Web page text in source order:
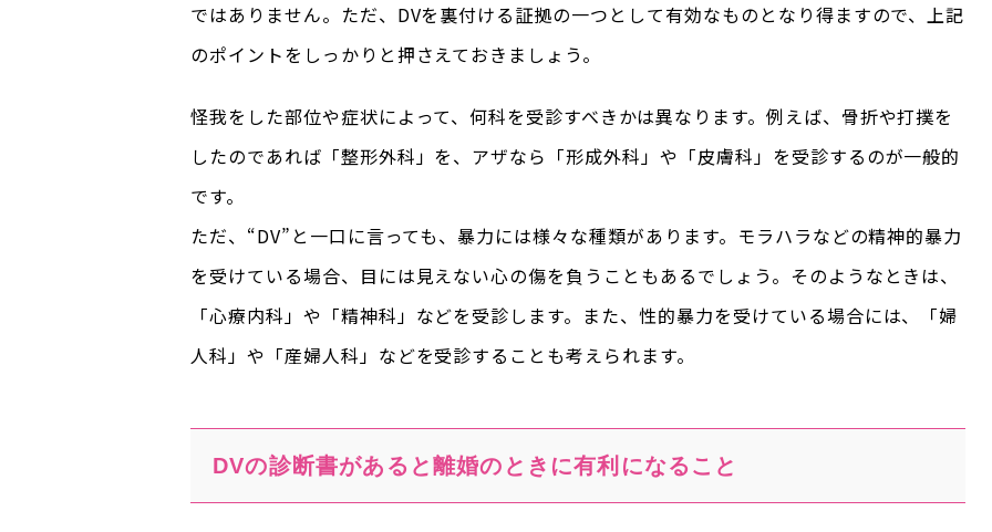
ではありません。ただ、DVを裏付ける証拠の一つとして有効なものとなり得ますので、上記
のポイントをしっかりと押さえておきましょう。
怪我をした部位や症状によって、何科を受診すべきかは異なります。例えば、骨折や打撲を
したのであれば「整形外科」を、アザなら「形成外科」や「皮膚科」を受診するのが一般的
です。
ただ、“DV”と一口に言っても、暴力には様々な種類があります。モラハラなどの精神的暴力
を受けている場合、目には見えない心の傷を負うこともあるでしょう。そのようなときは、
「心療内科」や「精神科」などを受診します。また、性的暴力を受けている場合には、「婦
人科」や「産婦人科」などを受診することも考えられます。
DVの診断書があると離婚のときに有利になること